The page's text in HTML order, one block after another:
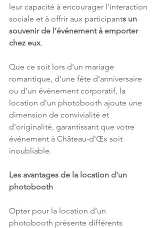
leur capacité à encourager l'interaction
sociale et à offrir aux participants un
souvenir de l’événement à emporter
chez eux.
Que ce soit lors d'un mariage
romantique, d'une fête d'anniversaire
ou d'un événement corporatif, la
location d'un photobooth ajoute une
dimension de convivialité et
d'originalité, garantissant que votre
événement à Château-d'Œx soit
inoubliable.
Les avantages de la location d'un
photobooth
Opter pour la location d'un
photobooth présente différents